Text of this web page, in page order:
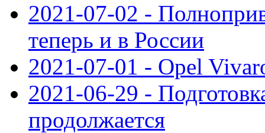
2021-07-02 -
теперь и в России
2021-07-01 - Opel
2021-06-29 -
продолжается